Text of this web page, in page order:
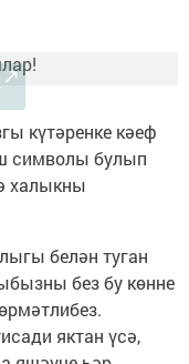
күтәренке кәеф
символы булып
халыкны
белән туган
без бу көнне
яктан үсә,